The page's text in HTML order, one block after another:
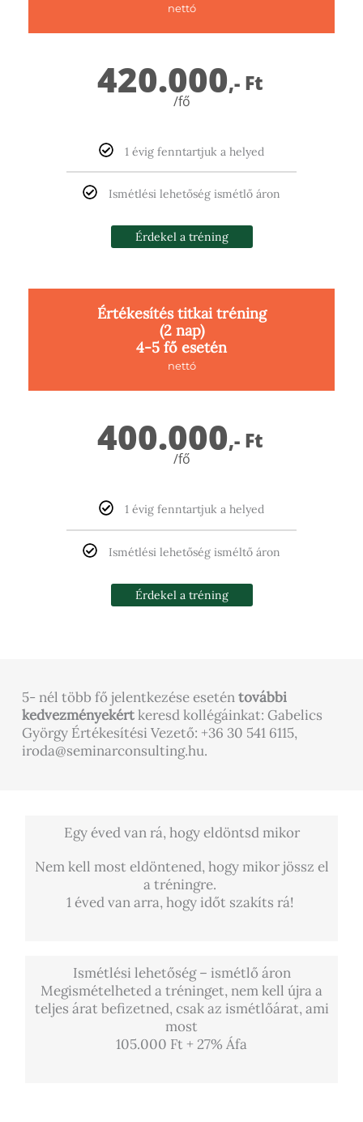
nettó
420.000,- Ft
/fő
1 évig fenntartjuk a helyed
Ismétlési lehetőség ismétlő áron
Érdekel a tréning
Értékesítés titkai tréning
(2 nap)
4-5 fő esetén
nettó
400.000,- Ft
/fő
1 évig fenntartjuk a helyed​
Ismétlési lehetőség isméltő áron
Érdekel a tréning
5- nél több fő jelentkezése eseténtovábbi
kedvezményekértkeresd kollégáinkat: Gabelics
György Értékesítési Vezető: +36 30 541 6115,
iroda@seminarconsulting.hu.
Egy éved van rá, hogy eldöntsd mikor
Nem kell most eldöntened, hogy mikor jössz el
a tréningre.
1 éved van arra, hogy időt szakíts rá!
Ismétlési lehetőség – ismétlő áron
Megismételheted a tréninget, nem kell újra a
teljes árat befizetned,csak az ismétlőárat, ami
most
105.000 Ft + 27% Áfa